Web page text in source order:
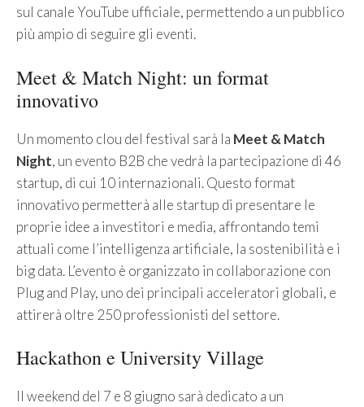
sul canale YouTube ufficiale, permettendo a un pubblico
più ampio di seguire gli eventi.
Meet & Match Night: un format
innovativo
Un momento clou del festival sarà la Meet & Match
Night, un evento B2B che vedrà la partecipazione di 46
startup, di cui 10 internazionali. Questo format
innovativo permetterà alle startup di presentare le
proprie idee a investitori e media, affrontando temi
attuali come l’intelligenza artificiale, la sostenibilità e i
big data. L’evento è organizzato in collaborazione con
Plug and Play, uno dei principali acceleratori globali, e
attirerà oltre 250 professionisti del settore.
Hackathon e University Village
Il weekend del 7 e 8 giugno sarà dedicato a un